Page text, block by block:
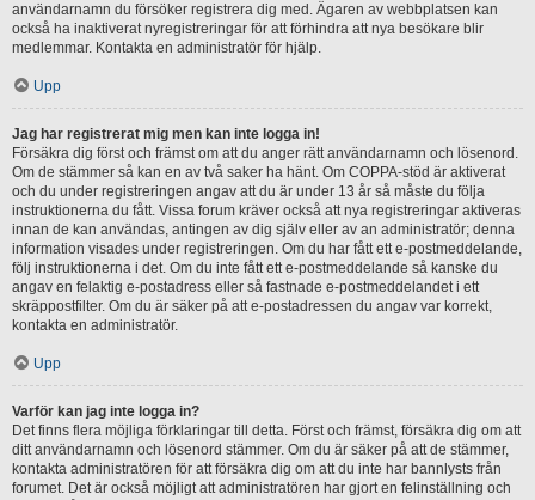
användarnamn du försöker registrera dig med. Ägaren av webbplatsen kan
också ha inaktiverat nyregistreringar för att förhindra att nya besökare blir
medlemmar. Kontakta en administratör för hjälp.
Upp
Jag har registrerat mig men kan inte logga in!
Försäkra dig först och främst om att du anger rätt användarnamn och lösenord.
Om de stämmer så kan en av två saker ha hänt. Om COPPA-stöd är aktiverat
och du under registreringen angav att du är under 13 år så måste du följa
instruktionerna du fått. Vissa forum kräver också att nya registreringar aktiveras
innan de kan användas, antingen av dig själv eller av an administratör; denna
information visades under registreringen. Om du har fått ett e-postmeddelande,
följ instruktionerna i det. Om du inte fått ett e-postmeddelande så kanske du
angav en felaktig e-postadress eller så fastnade e-postmeddelandet i ett
skräppostfilter. Om du är säker på att e-postadressen du angav var korrekt,
kontakta en administratör.
Upp
Varför kan jag inte logga in?
Det finns flera möjliga förklaringar till detta. Först och främst, försäkra dig om att
ditt användarnamn och lösenord stämmer. Om du är säker på att de stämmer,
kontakta administratören för att försäkra dig om att du inte har bannlysts från
forumet. Det är också möjligt att administratören har gjort en felinställning och